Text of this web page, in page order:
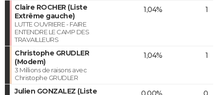
Claire ROCHER (Liste
Extrême gauche)
LUTTE OUVRIERE - FAIRE
ENTENDRE LE CAMP DES
TRAVAILLEURS
1,04% 1
Christophe GRUDLER
(Modem)
3 Millions de raisons avec
Christophe GRUDLER
1,04% 1
Julien GONZALEZ (Liste